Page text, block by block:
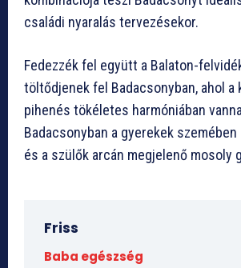
családi nyaralás tervezésekor.
Fedezzék fel együtt a Balaton-
töltődjenek fel Badacsonyban, ahol a
pihenés tökéletes harmóniában
Badacsonyban a gyerekek
és a szülők arcán megjelenő mosoly
Friss
Baba egészség